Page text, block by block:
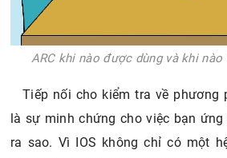
ARC khi nào được dùng và khi
Tiếp nối cho kiểm tra về phương
là sự minh chứng cho việc bạn
ra sao. Vì IOS không chỉ có một